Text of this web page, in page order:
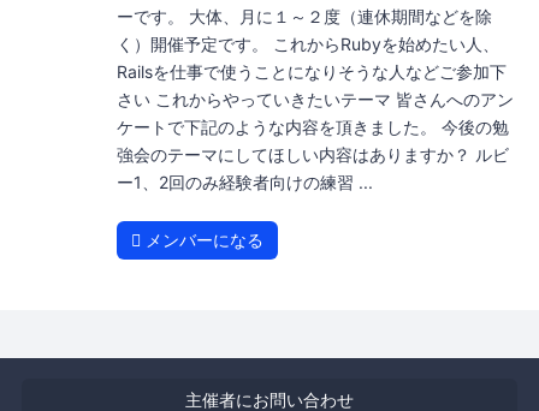
ーです。 大体、月に１～２度（連休期間などを除
く）開催予定です。 これからRubyを始めたい人、
Railsを仕事で使うことになりそうな人などご参加下
さい これからやっていきたいテーマ 皆さんへのアン
ケートで下記のような内容を頂きました。 今後の勉
強会のテーマにしてほしい内容はありますか？ ルビ
ー1、2回のみ経験者向けの練習 ...
メンバーになる
主催者にお問い合わせ